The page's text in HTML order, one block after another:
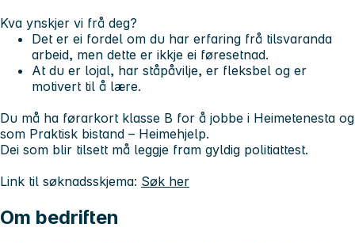
Kva ynskjer vi frå deg?
Det er ei fordel om du har erfaring frå tilsvaranda
arbeid, men dette er ikkje ei føresetnad.
At du er lojal, har ståpåvilje, er fleksbel og er
motivert til å lære.
Du må ha førarkort klasse B for å jobbe i Heimetenesta og
som Praktisk bistand – Heimehjelp.
Dei som blir tilsett må leggje fram gyldig politiattest.
Link til søknadsskjema: Søk her
Om bedriften